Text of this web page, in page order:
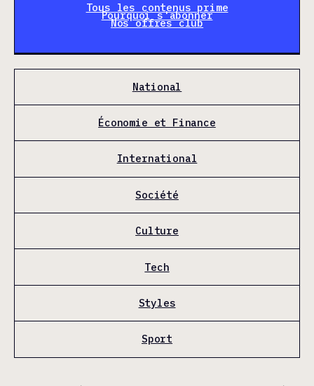
Tous les contenus prime
Pourquoi s'abonner
Nos offres club
National
Économie et Finance
International
Société
Culture
Tech
Styles
Sport